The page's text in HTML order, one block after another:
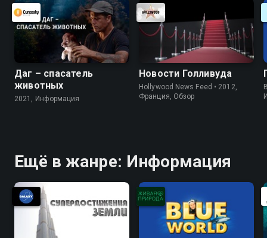
Даг – спасатель
животных
2021, Информация
Новости Голливуда
Hollywood News Feed • 2012,
Франция, Обзор
Ещё в жанре: Информация